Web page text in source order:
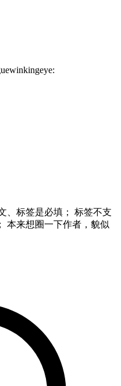
、标签是必填； 标签不支
本来想圈一下作者，貌似